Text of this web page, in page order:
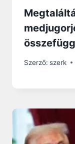
Szerző: szerk